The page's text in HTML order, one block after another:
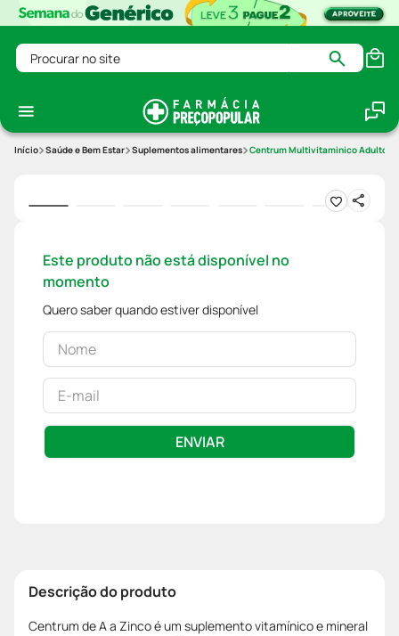
Procurar no site
Saúde e Bem Estar Suplementos alimentares Centrum Multivitaminico Adulto
Este produto não está disponível no
momento
Quero saber quando estiver disponível
ENVIAR
Descrição do produto
Centrum de A a Zinco é um suplemento vitamínico e mineral